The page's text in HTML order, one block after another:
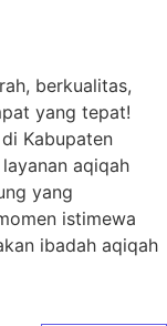
berkualitas,
yang tepat!
Kabupaten
aqiqah
yang
istimewa
ibadah aqiqah